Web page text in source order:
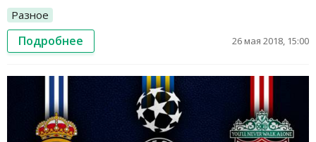
Разное
Подробнее 26 мая 2018, 15:00